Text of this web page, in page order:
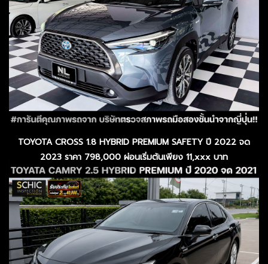
TOYOTA CROSS 1.8 HYBRID PREMIUM SAFETY ปี 2022 จด
2023 ราคา 798,000 ผ่อนเริ่มต้นเพียง 11,xxx บาท